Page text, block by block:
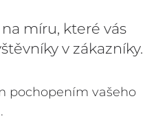
míru, které vás
v zákazníky.
pochopením vašeho